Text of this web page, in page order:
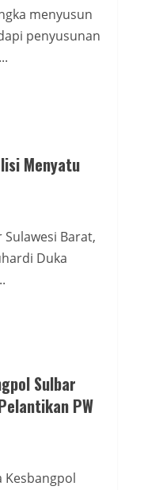
menyusun
penyusunan
Menyatu
Barat,
Duka
Sulbar
PW
Kesbangpol